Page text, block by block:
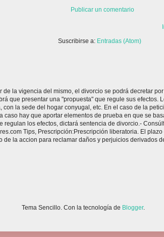
Publicar un comentario
Suscribirse a: Entradas (Atom)
de la vigencia del mismo, el divorcio se podrá decretar
que presentar una "propuesta" que regule sus efectos.
con la sede del hogar conyugal, etc. En el caso de la
caso hay que aportar elementos de prueba en que se
regulan los efectos, dictará sentencia de divorcio.-
Tips, Prescripción:Prescripción liberatoria. El
de la accion para reclamar daños y perjuicios derivados
Tema Sencillo. Con la tecnología de Blogger.